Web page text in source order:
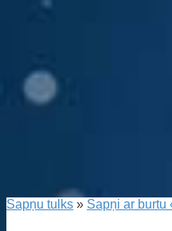
Sapņu tulks » Sapņi ar burtu